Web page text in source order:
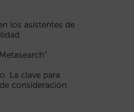
los asistentes de
La clave para
consideración